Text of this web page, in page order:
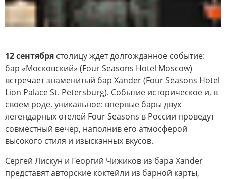
12 сентября столицу ждет долгожданное событие:
бар «Московский» (Four Seasons Hotel Moscow)
встречает знаменитый бар Xander (Four Seasons Hotel
Lion Palace St. Petersburg). Событие историческое и, в
своем роде, уникальное: впервые бары двух
легендарных отелей Four Seasons в России проведут
совместный вечер, наполнив его атмосферой
высокого стиля и изысканных вкусов.
Сергей Лискун и Георгий Чижиков из бара Xander
представят авторские коктейли из барной карты,